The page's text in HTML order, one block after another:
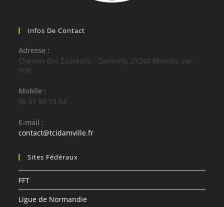
Infos De Contact
Adresse :
Chemin des Écureuils - Damville, 27240 Mesnils-sur-
Iton
Mobile :
06 51 84 53 54
E-mail :
contact@tcidamville.frS’ouvre
Sites Fédéraux
FFT
Ligue de Normandie